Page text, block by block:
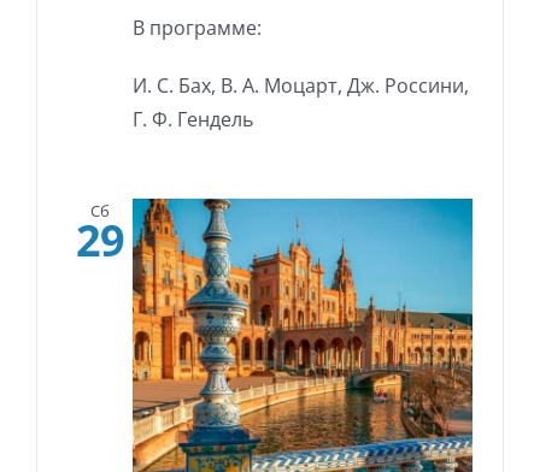
В программе:
И. С. Бах, В. А. Моцарт, Дж. Россини,
Г. Ф. Гендель
Сб
29